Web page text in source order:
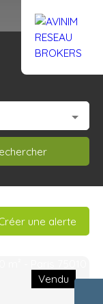
une alerte
Vendu